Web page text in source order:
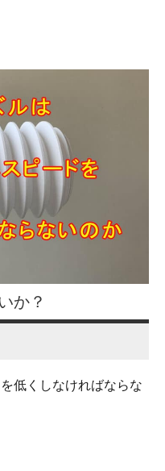
か？
低くしなければならな